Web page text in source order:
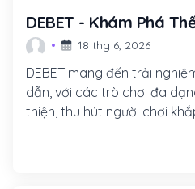
DEBET - Khám Phá
Tuyến Đầy Hấp Dẫn
18 thg 6, 2026
DEBET mang đến trải
dẫn, với các trò chơi đa
thiện, thu hút người chơi